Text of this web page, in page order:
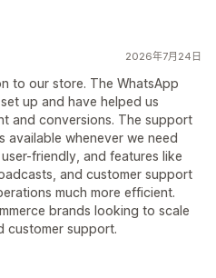
2026年7月24日
to our store. The WhatsApp
up and have helped us
and conversions. The support
available whenever we need
friendly, and features like
and customer support
much more efficient.
brands looking to scale
customer support.